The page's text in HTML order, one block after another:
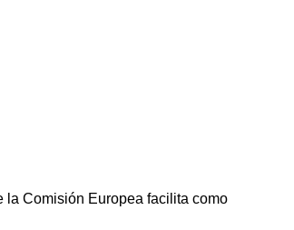
la Comisión Europea facilita como